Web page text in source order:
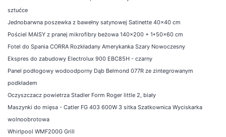
sztućce
Jednobarwna poszewka z bawełny satynowej Satinette 40x40 cm
Pościel MAISY z pranej mikrofibry beżowa 140x200 + 1*50x60 cm
Fotel do Spania CORRA Rozkładany Amerykanka Szary Nowoczesny
Ekspres do zabudowy Electrolux 900 EBC85H - czarny
Panel podłogowy wodoodporny Dąb Belmond 077R ze zintegrowanym
podkładem
Oczyszczacz powietrza Stadler Form Roger little 2, biały
Maszynki do mięsa - Catler FG 403 600W 3 sitka Szatkownica Wyciskarka
wolnoobrotowa
Whirlpool WMF200G Grill